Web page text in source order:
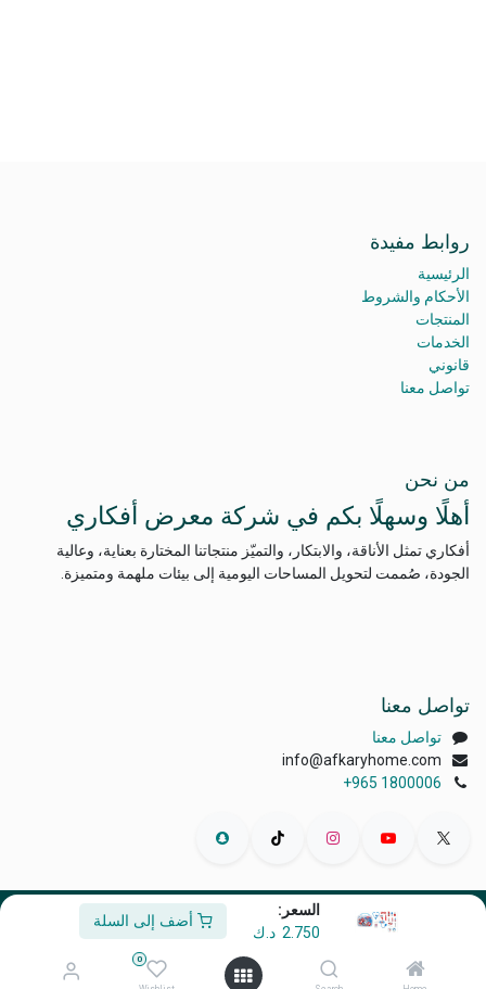
السعر:
2.750 د.ك
أضف إلى السلة
0
روابط مفيدة
الرئيسية
الأحكام والشروط
المنتجات
الخدمات
قانوني
تواصل معنا
من نحن
أهلًا وسهلًا بكم في شركة معرض أفكاري
أفكاري تمثل الأناقة، والابتكار، والتميّز منتجاتنا المختارة بعناية، وعالية
الجودة، صُممت لتحويل المساحات اليومية إلى بيئات ملهمة ومتميزة.
تواصل معنا
تواصل معنا
info@afkaryhome.com
+965 1800006
الْعَرَبيّة English (US)
مشغل بواسطة - رقم واحد التجارة الإلكترونية مفتوحة المصدر